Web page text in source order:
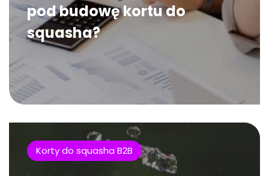
pod budowę kortu do
squasha?
Korty do squasha B2B